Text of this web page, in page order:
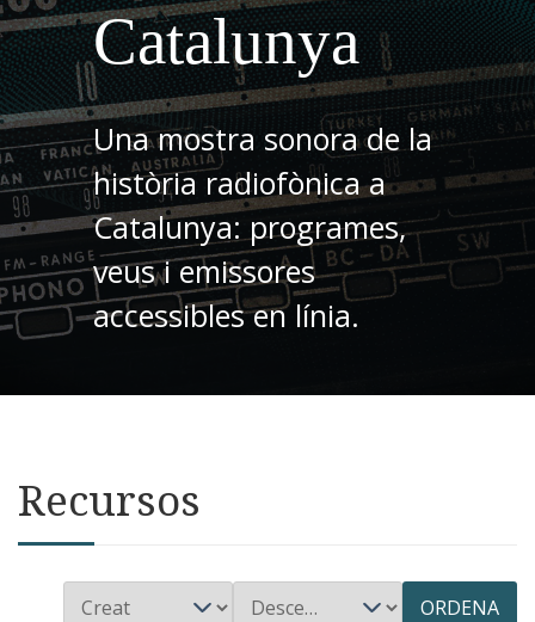
Catalunya
Una mostra sonora de la
història radiofònica a
Catalunya: programes,
veus i emissores
accessibles en línia.
Recursos
ORDENA